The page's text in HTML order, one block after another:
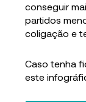
conseguir
partidos
coligação e
Caso tenha
este